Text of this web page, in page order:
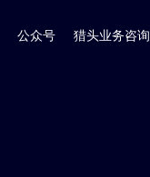
公众号 猎头业务咨询